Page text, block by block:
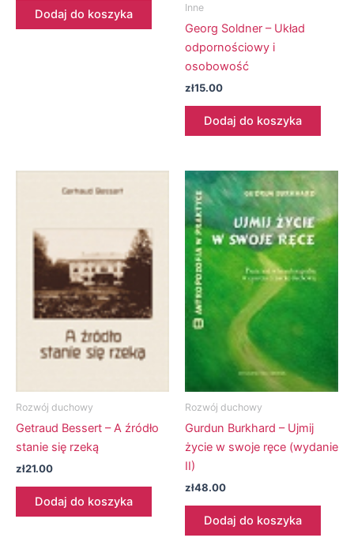
Dodaj do koszyka
Inne
Georg Soldner – Układ
odpornościowy i
osobowość
zł15.00
Dodaj do koszyka
Rozwój duchowy
Getraud Bessert – A źródło
stanie się rzeką
zł21.00
Dodaj do koszyka
Rozwój duchowy
Gurdun Burkhard – Ujmij
życie w swoje ręce (wydanie
II)
zł48.00
Dodaj do koszyka